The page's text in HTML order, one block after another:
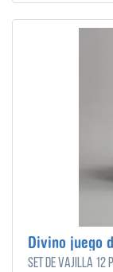
Divino juego
Set de vajilla 12